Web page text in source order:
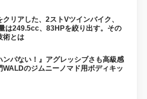
リアした、2ストVツインバイク、
は249.5cc、83HPを絞り出す。その
術とは
ンパない！』アグレッシブさも高級感
WALDのジムニーノマド用ボディキッ